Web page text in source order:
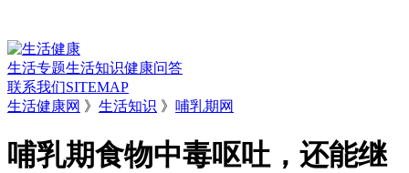
生活专题生活知识健康问答
联系我们SITEMAP
生活健康网 》 生活知识 》 哺乳期网
哺乳期食物中毒呕吐，还能继